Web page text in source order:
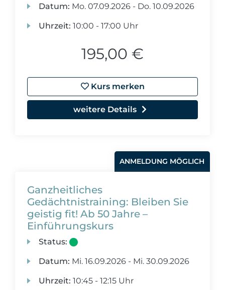
Datum: Mo. 07.09.2026 - Do. 10.09.2026
Uhrzeit: 10:00 - 17:00 Uhr
195,00 €
Kurs merken
weitere Details
ANMELDUNG MÖGLICH
Ganzheitliches
Gedächtnistraining: Bleiben Sie
geistig fit! Ab 50 Jahre –
Einführungskurs
Status:
Datum: Mi. 16.09.2026 - Mi. 30.09.2026
Uhrzeit: 10:45 - 12:15 Uhr